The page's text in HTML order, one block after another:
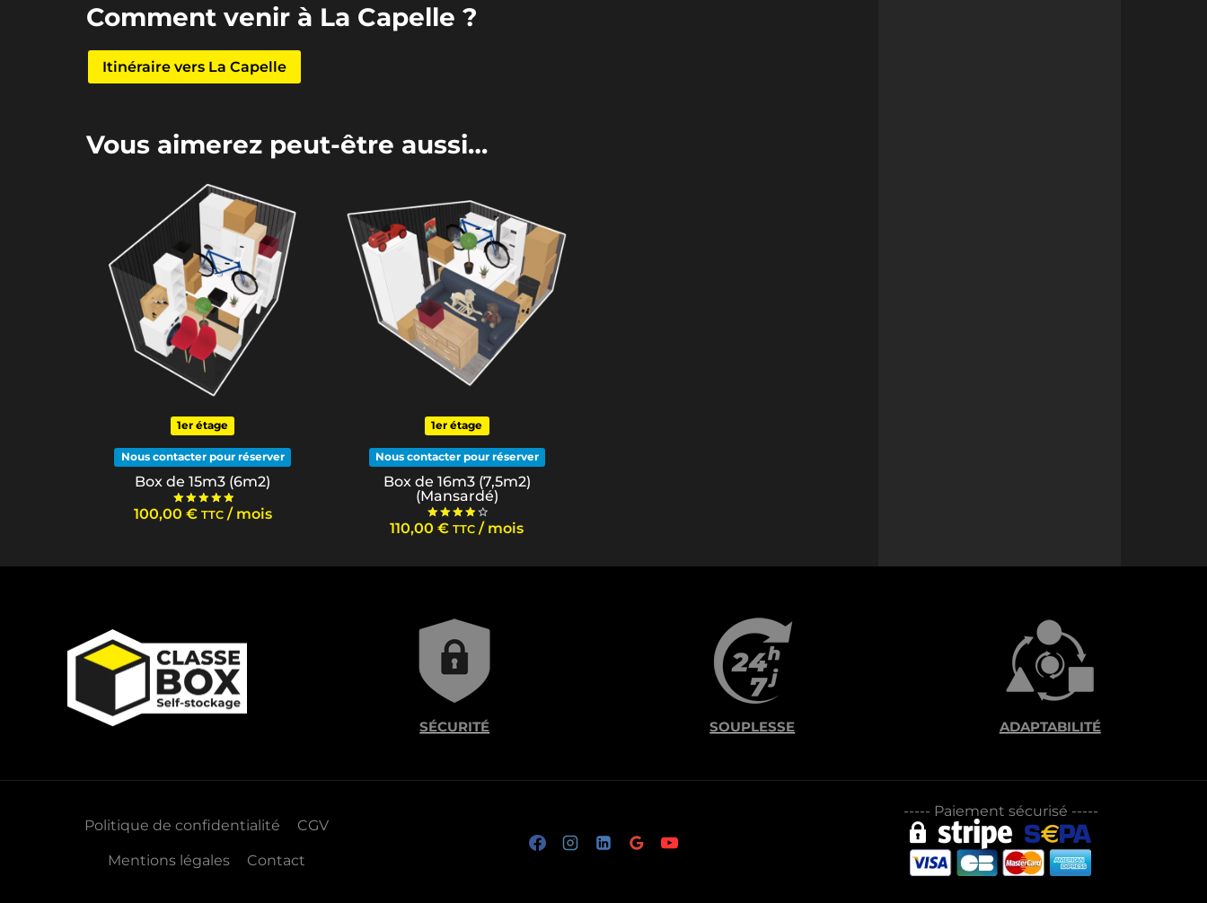
Comment venir à La Capelle ?
Itinéraire vers La Capelle
Vous aimerez peut-être aussi…
1er étage
Nous contacter pour réserver
Box de 15m3 (6m2)
Note
100,00 € TTC / mois
1er étage
Nous contacter pour réserver
Box de 16m3 (7,5m2)
(Mansardé)
Note
110,00€ TTC / mois
SÉCURITÉ SOUPLESSE ADAPTABILITÉ
Politique de confidentialité CGV
Mentions légales Contact
----- Paiement sécurisé -----